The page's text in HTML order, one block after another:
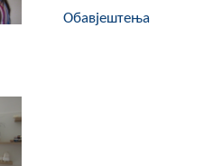
Обавјештења